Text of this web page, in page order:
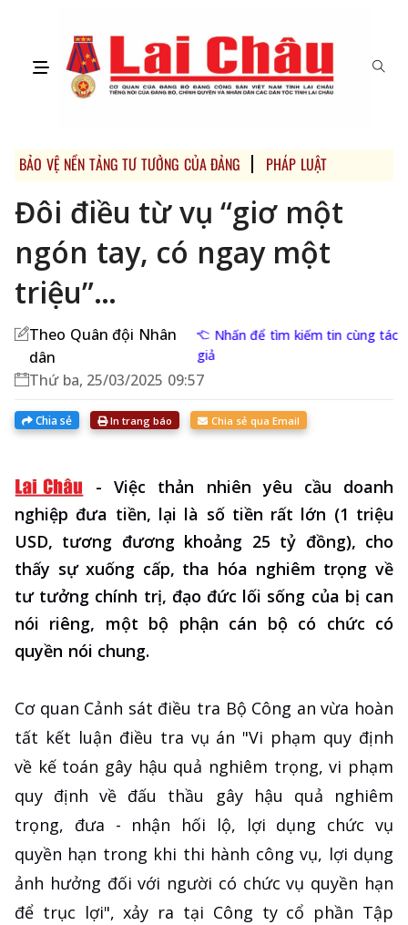
BẢO VỆ NỀN TẢNG TƯ TƯỞNG CỦA ĐẢNG PHÁP LUẬT
Đôi điều từ vụ “giơ một
ngón tay, có ngay một
triệu”…
Theo Quân đội Nhân
dân
Nhấn để tìm kiếm tin cùng tác
giả
Thứ ba, 25/03/2025 09:57
Chia sẻ In trang báo Chia sẻ qua Email
- Việc thản nhiên yêu cầu doanh
nghiệp đưa tiền, lại là số tiền rất lớn (1 triệu
USD, tương đương khoảng 25 tỷ đồng), cho
thấy sự xuống cấp, tha hóa nghiêm trọng về
tư tưởng chính trị, đạo đức lối sống của bị can
nói riêng, một bộ phận cán bộ có chức có
quyền nói chung.
Cơ quan Cảnh sát điều tra Bộ Công an vừa hoàn
tất kết luận điều tra vụ án "Vi phạm quy định
về kế toán gây hậu quả nghiêm trọng, vi phạm
quy định về đấu thầu gây hậu quả nghiêm
trọng, đưa - nhận hối lộ, lợi dụng chức vụ
quyền hạn trong khi thi hành công vụ, lợi dụng
ảnh hưởng đối với người có chức vụ quyền hạn
để trục lợi", xảy ra tại Công ty cổ phần Tập